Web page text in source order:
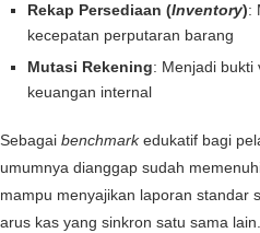
Rekap Persediaan (Inventory):
kecepatan perputaran barang
Mutasi Rekening: Menjadi bukti
keuangan internal
Sebagai benchmarkedukatif bagi
umumnya dianggap sudah
mampu menyajikan laporan standar
arus kas yang sinkron satu sama lain.